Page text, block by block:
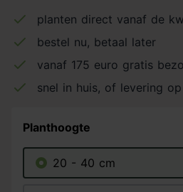
planten direct vanaf de
bestel nu, betaal later
vanaf 175 euro gratis
snel in huis, of levering
Planthoogte
20 - 40 cm